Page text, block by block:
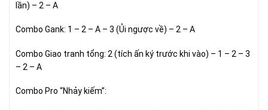
lần) – 2 – A
Combo Gank: 1 – 2 – A – 3 (Ủi ngược về) – 2 – A
Combo Giao tranh tổng: 2 (tích ấn ký trước khi vào) – 1 – 2 – 3
– 2 – A
Combo Pro “Nhảy kiếm”: